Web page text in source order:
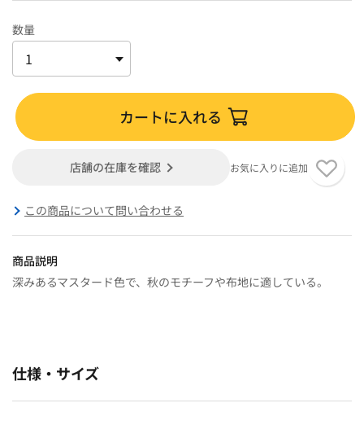
数量
カートに入れる
店舗の在庫を確認 お気に入りに追加
この商品について問い合わせる
商品説明
深みあるマスタード色で、秋のモチーフや布地に適している。
仕様・サイズ